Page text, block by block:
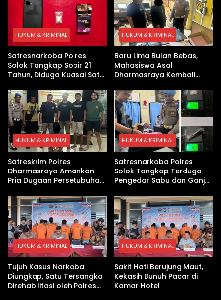
HUKUM & KRIMINAL
Satresnarkoba Polres
Solok Tangkap Sopir 21
Tahun, Diduga Kuasai Satu
HUKUM & KRIMINAL
Baru Lima Bulan Bebas,
Mahasiswa Asal
Dharmasraya Kembali
HUKUM & KRIMINAL
Satreskrim Polres
Dharmasraya Amankan
Pria Dugaan Persetubuhan
HUKUM & KRIMINAL
Satresnarkoba Polres
Solok Tangkap Terduga
Pengedar Sabu dan Ganja
HUKUM & KRIMINAL
Tujuh Kasus Narkoba
Diungkap, Satu Tersangka
Direhabilitasi oleh Polres
HUKUM & KRIMINAL
Sakit Hati Berujung Maut,
Kekasih Bunuh Pacar di
Kamar Hotel